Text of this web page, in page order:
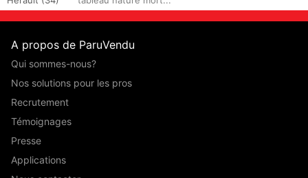
A propos de ParuVendu
Qui sommes-nous?
Nos solutions pour les pros
Recrutement
Témoignages
Presse
Applications